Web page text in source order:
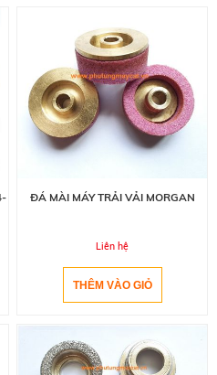
ĐÁ MÀI MÁY TRẢI VẢI MORGAN
Liên hệ